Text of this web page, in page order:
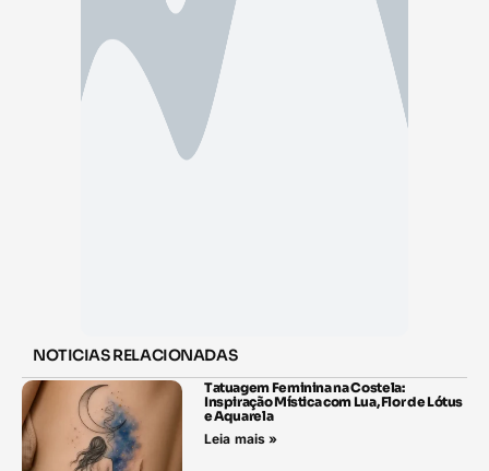
NOTICIAS RELACIONADAS
Tatuagem Feminina na Costela:
Inspiração Mística com Lua, Flor de Lótus
e Aquarela
Leia mais »